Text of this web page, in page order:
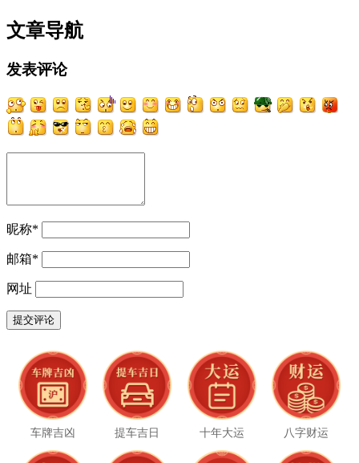
文章导航
发表评论
昵称*
邮箱*
网址
车牌吉凶 提车吉日 十年大运 八字财运